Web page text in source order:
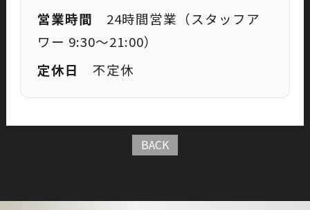
営業時間 24時間営業（スタッフア
ワー 9:30〜21:00）
定休日
不定休
BACK